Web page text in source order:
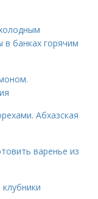
банках горячим
Абхазская
варенье из